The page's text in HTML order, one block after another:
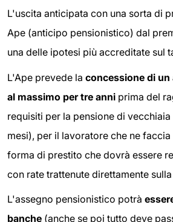
L'uscita anticipata con una sorta di
Ape (anticipo pensionistico) dal
una delle ipotesi più accreditate sul
L'Ape prevede la concessione di
al massimo per tre anni prima del
requisiti per la pensione di
mesi), per il lavoratore che ne
forma di prestito che dovrà essere
con rate trattenute direttamente
L'assegno pensionistico potrà
banche (anche se poi tutto deve